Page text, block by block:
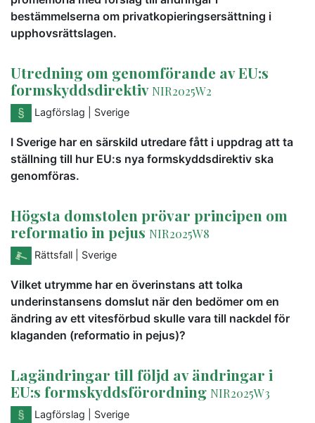
bestämmelserna om privatkopieringsersättning i
upphovsrättslagen.
Utredning om genomförande av EU:s
formskyddsdirektiv NIR2025W2
Lagförslag | Sverige
I Sverige har en särskild utredare fått i uppdrag att ta
ställning till hur EU:s nya formskyddsdirektiv ska
genomföras.
Högsta domstolen prövar principen om
reformatio in pejus NIR2025W8
Rättsfall | Sverige
Vilket utrymme har en överinstans att tolka
underinstansens domslut när den bedömer om en
ändring av ett vitesförbud skulle vara till nackdel för
klaganden (reformatio in pejus)?
Lagändringar till följd av ändringar i
EU:s formskyddsförordning NIR2025W3
Lagförslag | Sverige